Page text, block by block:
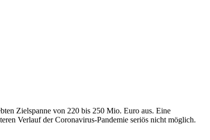
Zielspanne von 220 bis 250 Mio. Euro aus. Eine
Verlauf der Coronavirus-Pandemie seriös nicht möglich.